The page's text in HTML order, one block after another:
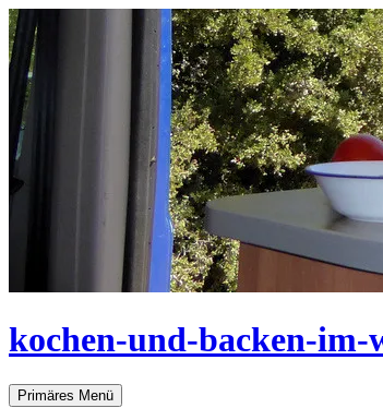
Zum
Inhalt
springen
kochen-und-backen-im-
Suchen
Primäres Menü